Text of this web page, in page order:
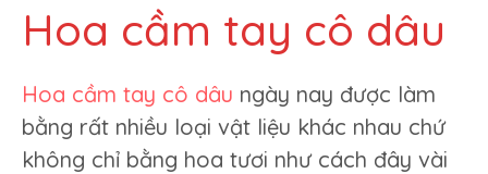
Hoa cầm tay cô dâu
Hoa cầm tay cô dâu ngày nay được làm
bằng rất nhiều loại vật liệu khác nhau chứ
không chỉ bằng hoa tươi như cách đây vài